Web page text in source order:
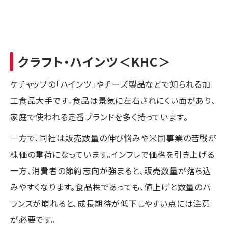
クラフト・ハインツ＜KHC＞
ケチャップの「ハインツ」やチーズ製品などで知られる加
工食品大手です。食品は景気に左右されにくい面があり、
家庭で使われる定番ブランドを多く持っています。
一方で、同社は販売数量の伸び悩みや米国事業の苦戦が
株価の重荷になっています。インフレで価格を引き上げる
一方、消費者の節約志向が強まると、販売数量が落ち込
みやすくなります。食品株であっても、値上げと数量のバ
ランスが崩れると、成長期待が低下しやすい点には注意
が必要です。